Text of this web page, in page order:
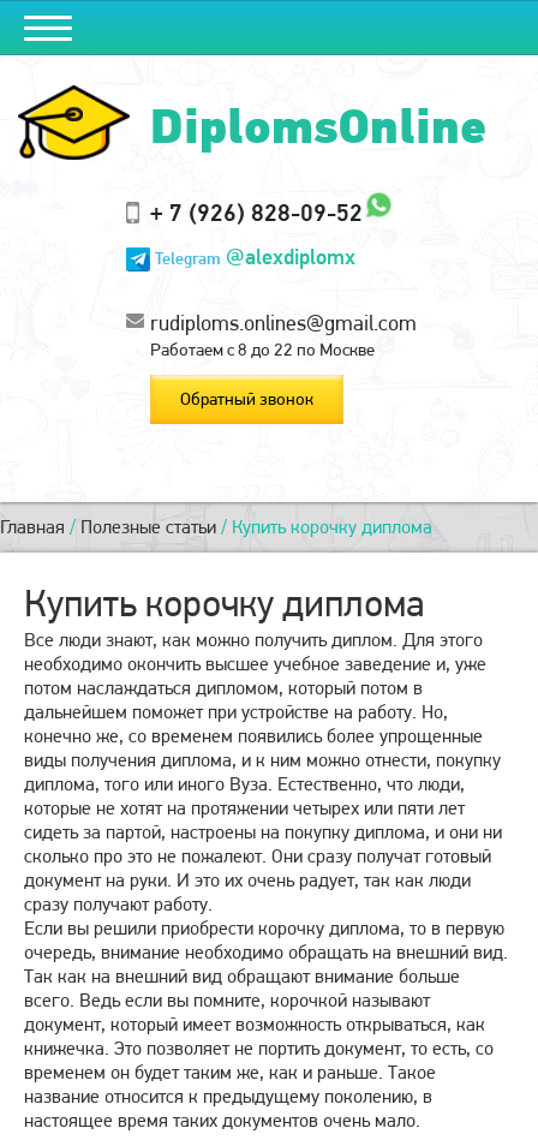
DiplomsOnline
+ 7 (926) 828-09-52
Telegram @alexdiplomx
rudiploms.onlines@gmail.com
Работаем с 8 до 22 по Москве
Обратный звонок
Главная / Полезные статьи / Купить корочку диплома
Купить корочку диплома
Все люди знают, как можно получить диплом. Для этого
необходимо окончить высшее учебное заведение и, уже
потом наслаждаться дипломом, который потом в
дальнейшем поможет при устройстве на работу. Но,
конечно же, со временем появились более упрощенные
виды получения диплома, и к ним можно отнести, покупку
диплома, того или иного Вуза. Естественно, что люди,
которые не хотят на протяжении четырех или пяти лет
сидеть за партой, настроены на покупку диплома, и они ни
сколько про это не пожалеют. Они сразу получат готовый
документ на руки. И это их очень радует, так как люди
сразу получают работу.
Если вы решили приобрести корочку диплома, то в первую
очередь, внимание необходимо обращать на внешний вид.
Так как на внешний вид обращают внимание больше
всего. Ведь если вы помните, корочкой называют
документ, который имеет возможность открываться, как
книжечка. Это позволяет не портить документ, то есть, со
временем он будет таким же, как и раньше. Такое
название относится к предыдущему поколению, в
настоящее время таких документов очень мало.